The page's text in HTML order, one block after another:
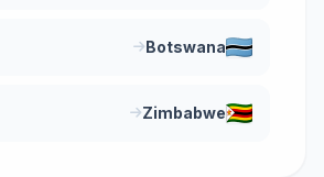
Botswana
Zimbabwe